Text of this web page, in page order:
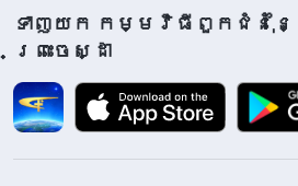
ទាញយក កម្មវិធីពួកជំនុំនៃ
ព្រះចេស្ដា